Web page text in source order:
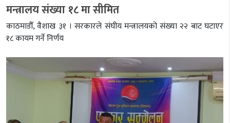
मन्त्रालय संख्या १८ मा सीमित
काठमाडौँ, वैशाख ३१ । सरकारले संघीय मन्त्रालयको संख्या २२ बाट घटाएर
१८ कायम गर्ने निर्णय